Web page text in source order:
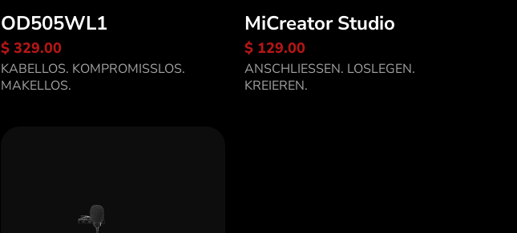
OD505WL1
$ 329.00
KABELLOS. KOMPROMISSLOS.
MAKELLOS.
Entdecke OD505WL1
MiCreator Studio
$ 129.00
ANSCHLIESSEN. LOSLEGEN.
KREIEREN.
Entdecke MiCreator
Studio